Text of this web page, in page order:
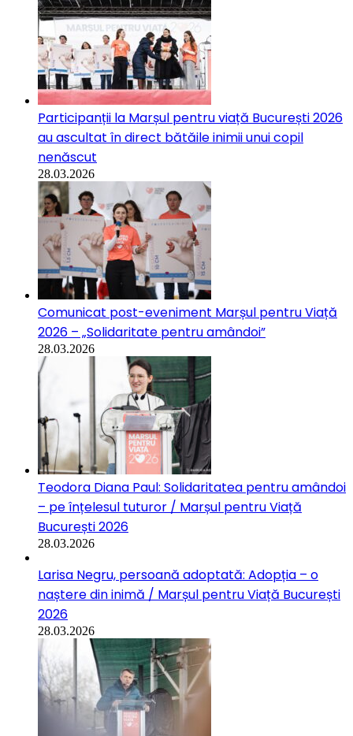
Participanții la Marșul pentru viață București 2026
au ascultat în direct bătăile inimii unui copil
nenăscut
28.03.2026
Comunicat post-eveniment Marșul pentru Viață
2026 – „Solidaritate pentru amândoi”
28.03.2026
Teodora Diana Paul: Solidaritatea pentru amândoi
– pe înțelesul tuturor / Marșul pentru Viață
București 2026
28.03.2026
Larisa Negru, persoană adoptată: Adopția – o
naștere din inimă / Marșul pentru Viață București
2026
28.03.2026